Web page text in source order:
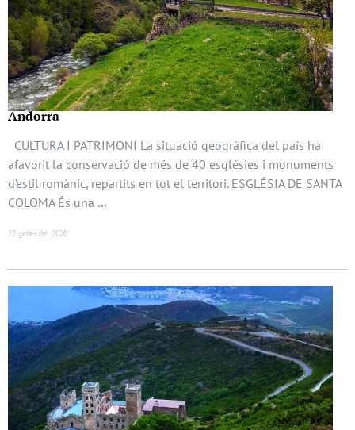
Andorra
CULTURA I PATRIMONI La situació geogràfica del país ha
afavorit la conservació de més de 40 esglésies i monuments
d’estil romànic, repartits en tot el territori. ESGLÉSIA DE SANTA
COLOMA És una …
22 gener del 2020